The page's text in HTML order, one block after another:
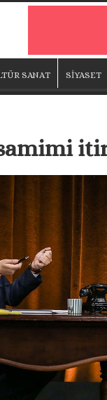
SANAT SİYASET
samimi